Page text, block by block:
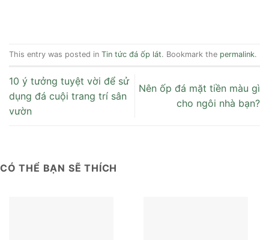
This entry was posted in Tin tức đá ốp lát. Bookmark the permalink.
10 ý tưởng tuyệt vời để sử
dụng đá cuội trang trí sân
vườn
Nên ốp đá mặt tiền màu gì
cho ngôi nhà bạn?
CÓ THỂ BẠN SẼ THÍCH